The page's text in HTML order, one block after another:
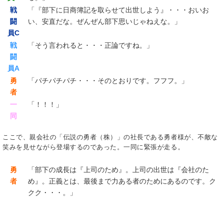
戦
闘
員C
「『部下に日商簿記を取らせて出世しよう』・・・おいお
い、安直だな。ぜんぜん部下思いじゃねえな。」
戦
闘
員A
「そう言われると・・・正論ですね。」
勇
者
「パチパチパチ・・・そのとおりです。フフフ。」
一
同
「！！！」
ここで、親会社の「伝説の勇者（株）」の社長である勇者様が、不敵な
笑みを見せながら登場するのであった。一同に緊張が走る。
勇
者
「部下の成長は『上司のため』。上司の出世は『会社のた
め』。正義とは、最後まで力ある者のためにあるのです。ク
クク・・・。」